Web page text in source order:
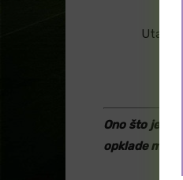
Ono što je
opklade